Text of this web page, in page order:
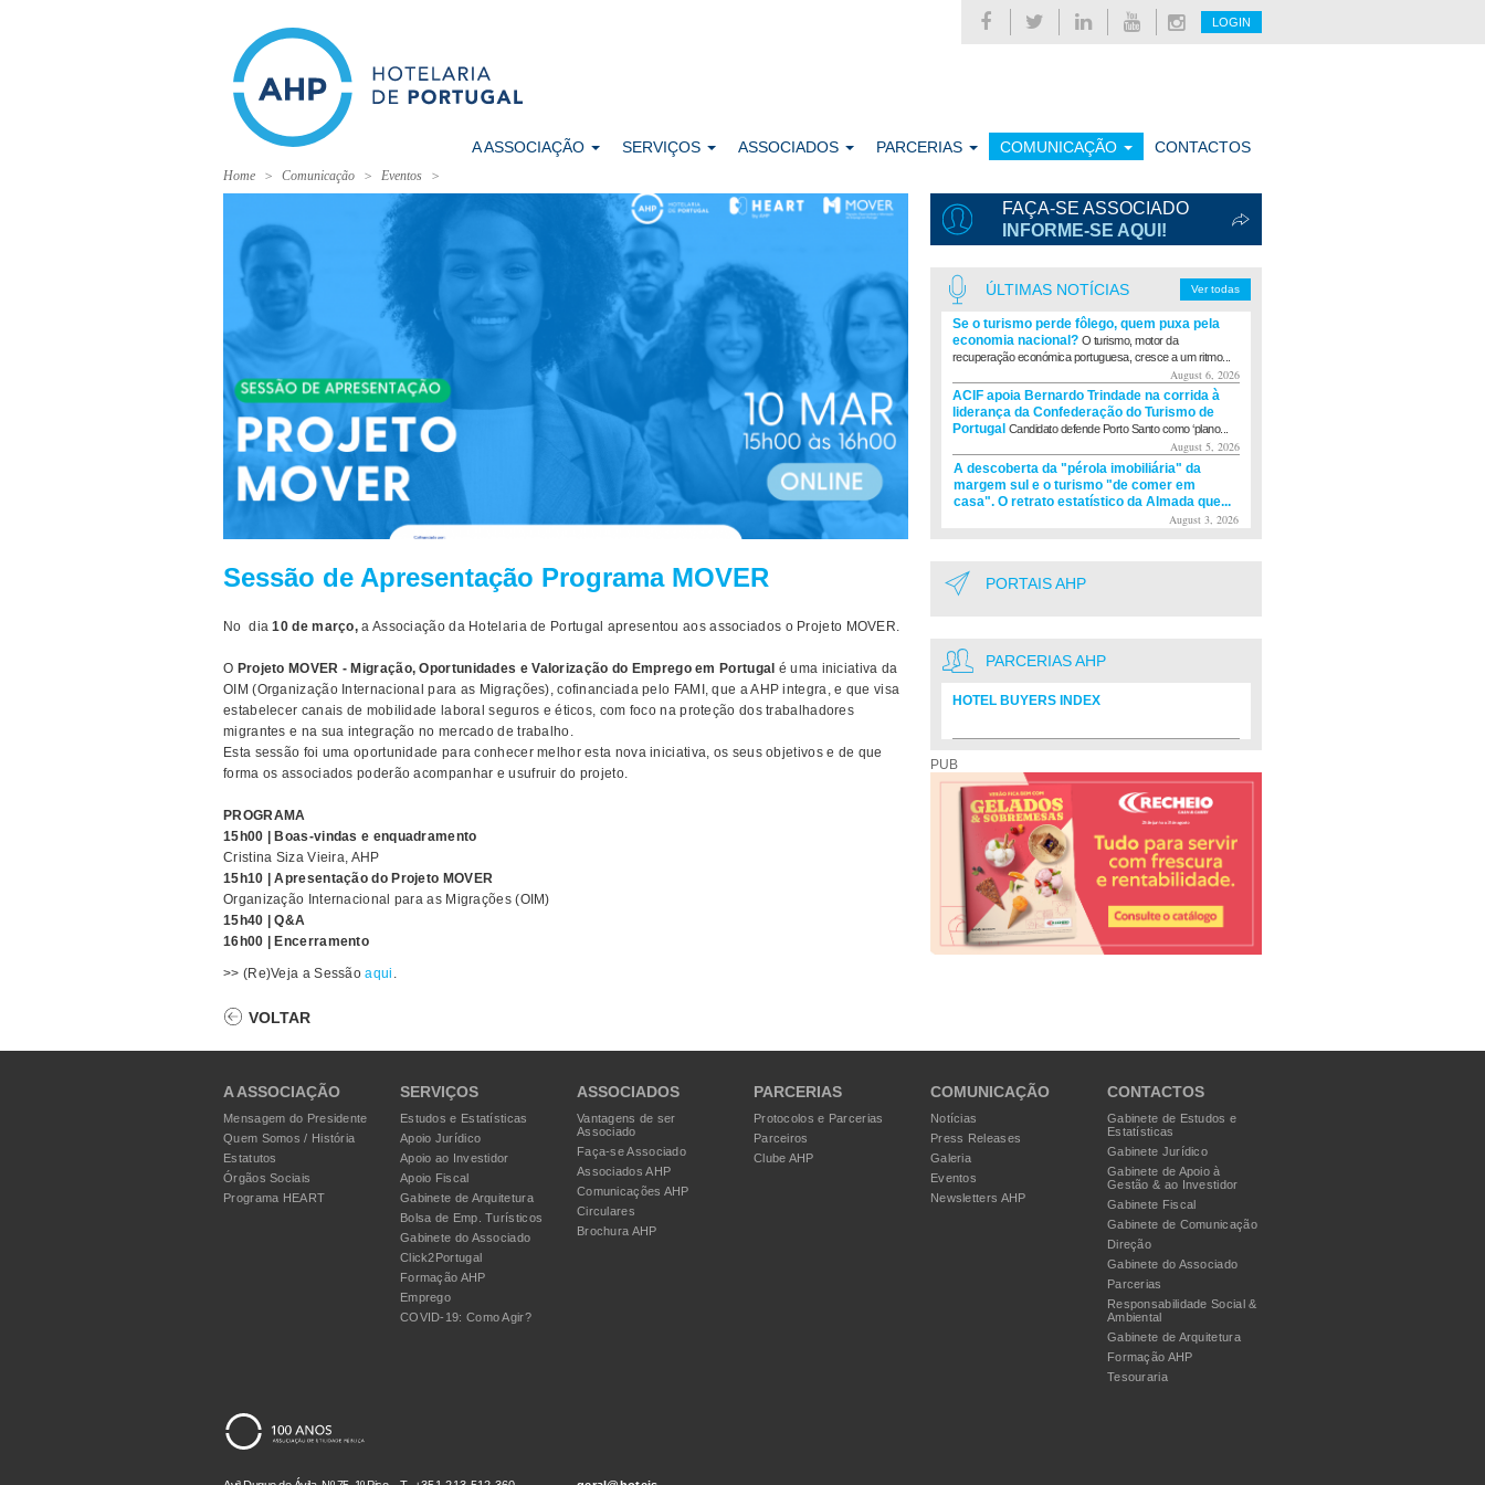
LOGIN
A ASSOCIAÇÃO SERVIÇOS ASSOCIADOS PARCERIAS COMUNICAÇÃO CONTACTOS
Home Comunicação Eventos
Sessão de Apresentação Programa MOVER
No dia10 de março, a Associação da Hotelaria de Portugal apresentou aos associados o Projeto MOVER.
O Projeto MOVER - Migração, Oportunidades e Valorização do Emprego em Portugal é uma iniciativa da
OIM (Organização Internacional para as Migrações), cofinanciada pelo FAMI, que a AHP integra, e que visa
estabelecer canais de mobilidade laboral seguros e éticos, com foco na proteção dos trabalhadores
migrantes e na sua integração no mercado de trabalho.
Esta sessão foi uma oportunidade para conhecer melhor esta nova iniciativa, os seus objetivos e de que
forma os associados poderão acompanhar e usufruir do projeto.
PROGRAMA
15h00 | Boas-vindas e enquadramento
Cristina Siza Vieira, AHP
15h10 | Apresentação do Projeto MOVER
Organização Internacional para as Migrações (OIM)
15h40 | Q&A
16h00 | Encerramento
>> (Re)Veja a Sessãoaqui .
VOLTAR
FAÇA-SE ASSOCIADO
INFORME-SE AQUI!
Ver todas
ÚLTIMAS NOTÍCIAS
Se o turismo perde fôlego, quem puxa pela
economia nacional? O turismo, motor da
recuperação económica portuguesa, cresce a um ritmo...
August 6, 2026
ACIF apoia Bernardo Trindade na corrida à
liderança da Confederação do Turismo de
Portugal Candidato defende Porto Santo como ‘plano...
August 5, 2026
A descoberta da "pérola imobiliária" da
margem sul e o turismo "de comer em
casa". O retrato estatístico da Almada que...
August 3, 2026
PORTAIS AHP
PARCERIAS AHP
HOTEL BUYERS INDEX
PUB
A ASSOCIAÇÃO
Mensagem do Presidente
Quem Somos / História
Estatutos
Órgãos Sociais
Programa HEART
SERVIÇOS
Estudos e Estatísticas
Apoio Jurídico
Apoio ao Investidor
Apoio Fiscal
Gabinete de Arquitetura
Bolsa de Emp. Turísticos
Gabinete do Associado
Click2Portugal
Formação AHP
Emprego
COVID-19: Como Agir?
ASSOCIADOS
Vantagens de ser
Associado
Faça-se Associado
Associados AHP
Comunicações AHP
Circulares
Brochura AHP
PARCERIAS
Protocolos e Parcerias
Parceiros
Clube AHP
COMUNICAÇÃO
Notícias
Press Releases
Galeria
Eventos
Newsletters AHP
CONTACTOS
Gabinete de Estudos e
Estatísticas
Gabinete Jurídico
Gabinete de Apoio à
Gestão & ao Investidor
Gabinete Fiscal
Gabinete de Comunicação
Direção
Gabinete do Associado
Parcerias
Responsabilidade Social &
Ambiental
Gabinete de Arquitetura
Formação AHP
Tesouraria